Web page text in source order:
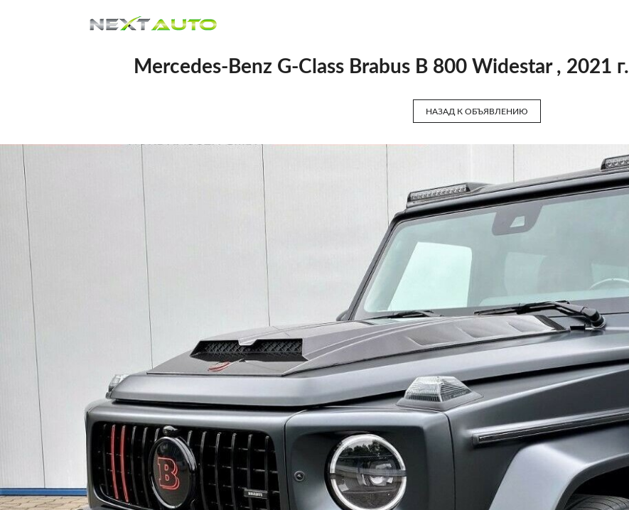
Mercedes-Benz G-Class Brabus B 800 Widestar , 2021 г.
НАЗАД К ОБЪЯВЛЕНИЮ